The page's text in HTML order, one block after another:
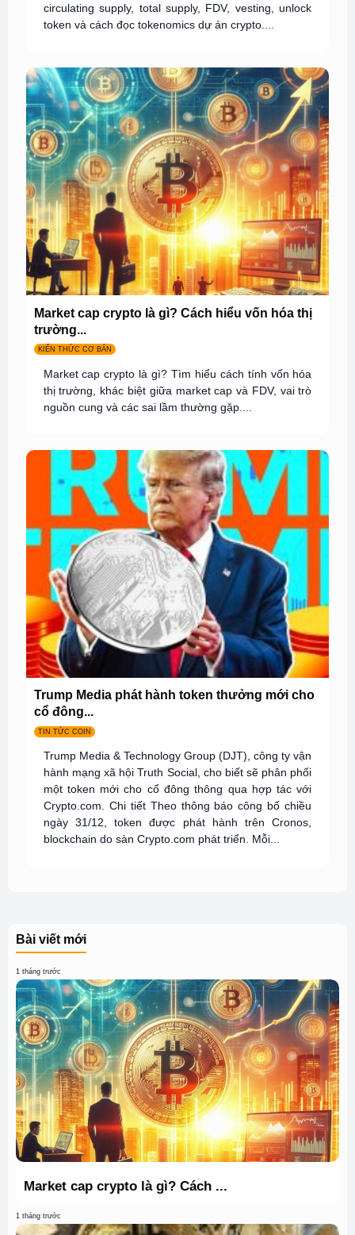
circulating supply, total supply, FDV, vesting, unlock
token và cách đọc tokenomics dự án crypto....
Market cap crypto là gì? Cách hiểu vốn hóa thị
trường...
KIẾN THỨC CƠ BẢN
Market cap crypto là gì? Tìm hiểu cách tính vốn hóa
thị trường, khác biệt giữa market cap và FDV, vai trò
nguồn cung và các sai lầm thường gặp....
Trump Media phát hành token thưởng mới cho
cổ đông...
TIN TỨC COIN
Trump Media & Technology Group (DJT), công ty vận
hành mạng xã hội Truth Social, cho biết sẽ phân phối
một token mới cho cổ đông thông qua hợp tác với
Crypto.com. Chi tiết Theo thông báo công bố chiều
ngày 31/12, token được phát hành trên Cronos,
blockchain do sàn Crypto.com phát triển. Mỗi...
Bài viết mới
1 tháng trước
Market cap crypto là gì? Cách ...
1 tháng trước